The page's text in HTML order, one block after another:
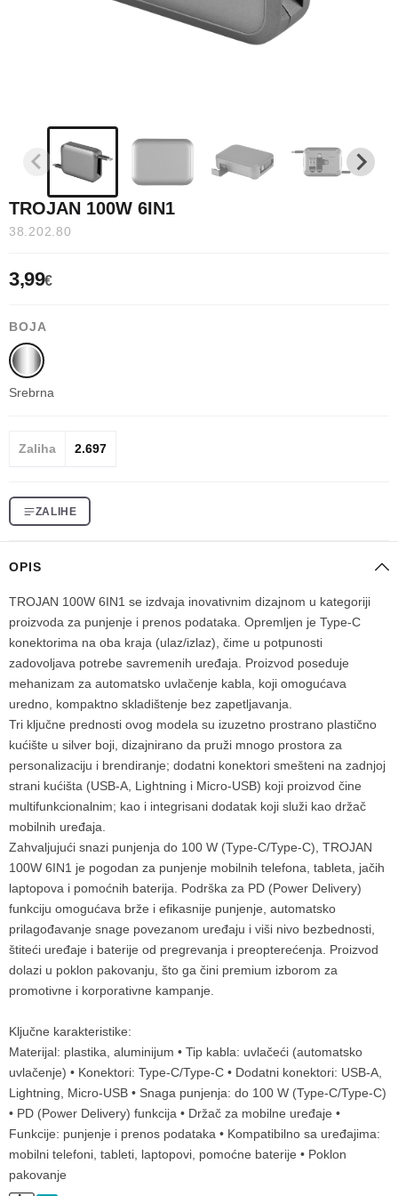
TROJAN 100W 6IN1
38.202.80
3,99€
BOJA
Srebrna
Zaliha 2.697
ZALIHE
OPIS
TROJAN 100W 6IN1 se izdvaja inovativnim dizajnom u kategoriji
proizvoda za punjenje i prenos podataka. Opremljen je Type-C
konektorima na oba kraja (ulaz/izlaz), čime u potpunosti
zadovoljava potrebe savremenih uređaja. Proizvod poseduje
mehanizam za automatsko uvlačenje kabla, koji omogućava
uredno, kompaktno skladištenje bez zapetljavanja.
Tri ključne prednosti ovog modela su izuzetno prostrano plastično
kućište u silver boji, dizajnirano da pruži mnogo prostora za
personalizaciju i brendiranje; dodatni konektori smešteni na zadnjoj
strani kućišta (USB-A, Lightning i Micro-USB) koji proizvod čine
multifunkcionalnim; kao i integrisani dodatak koji služi kao držač
mobilnih uređaja.
Zahvaljujući snazi punjenja do 100 W (Type-C/Type-C), TROJAN
100W 6IN1 je pogodan za punjenje mobilnih telefona, tableta, jačih
laptopova i pomoćnih baterija. Podrška za PD (Power Delivery)
funkciju omogućava brže i efikasnije punjenje, automatsko
prilagođavanje snage povezanom uređaju i viši nivo bezbednosti,
štiteći uređaje i baterije od pregrevanja i preopterećenja. Proizvod
dolazi u poklon pakovanju, što ga čini premium izborom za
promotivne i korporativne kampanje.
Ključne karakteristike:
Materijal: plastika, aluminijum • Tip kabla: uvlačeći (automatsko
uvlačenje) • Konektori: Type-C/Type-C • Dodatni konektori: USB-A,
Lightning, Micro-USB • Snaga punjenja: do 100 W (Type-C/Type-C)
• PD (Power Delivery) funkcija • Držač za mobilne uređaje •
Funkcije: punjenje i prenos podataka • Kompatibilno sa uređajima:
mobilni telefoni, tableti, laptopovi, pomoćne baterije • Poklon
pakovanje